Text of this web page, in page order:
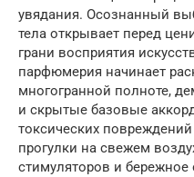
увядания. Осознанный
тела открывает перед
грани восприятия
парфюмерия начинает
многогранной полноте,
и скрытые базовые
токсических
прогулки на свежем
стимуляторов и